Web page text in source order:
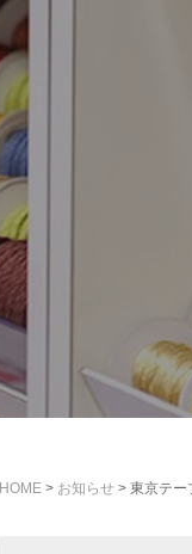
HOME > お知らせ > 東京テー